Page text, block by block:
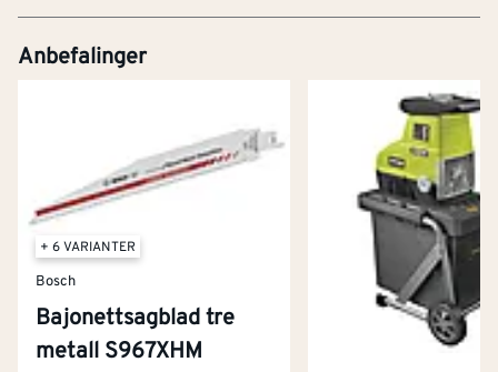
Anbefalinger
+ 6 VARIANTER
Bosch
Bajonettsagblad tre
metall S967XHM